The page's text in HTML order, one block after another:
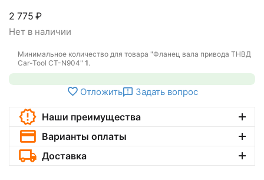
2 775 ₽
Нет в наличии
Минимальное количество для товара "Фланец вала привода ТНВД
Car-Tool CT-N904" 1.
Отложить Задать вопрос
Наши преимущества
Варианты оплаты
Доставка